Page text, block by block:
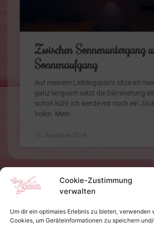
Cookie-Zustimmung
verwalten
Um dir ein optimales Erlebnis zu bieten, verwenden
Cookies, um Geräteinformationen zu speichern
Zwischen Sonnenuntergang
Sonnenaufgang
Auf meinem Lieblingsplatz sitze ich hier
ganz langsam setzt die Dämmerung
schon kühl, ich werde mir noch ein
holen. Mein
16. Dezember 2018